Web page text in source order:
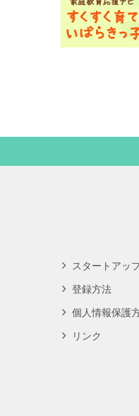
スタートアッ
登録方法
個人情報保護
リンク